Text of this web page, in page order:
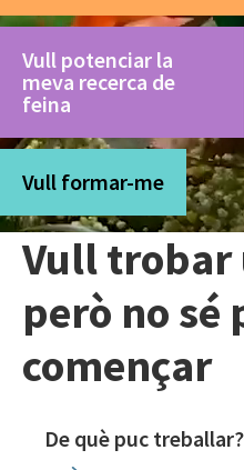
Vull potenciar la
meva recerca de
feina
Vull formar-me
Vull trobar
però no sé
començar
De què puc treballar?